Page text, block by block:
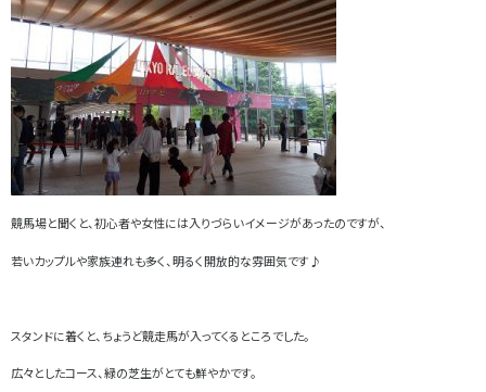
競馬場と聞くと、初心者や女性には入りづらいイメージがあったのですが、
若いカップルや家族連れも多く、明るく開放的な雰囲気です♪
スタンドに着くと、ちょうど競走馬が入ってくるところでした。
広々としたコース、緑の芝生がとても鮮やかです。